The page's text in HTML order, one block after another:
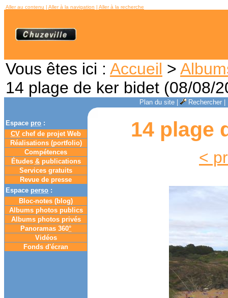
Aller au contenu | Aller à la navigation | Aller à la recherche
Vous êtes ici : Accueil >
14 plage de ker bidet (08/08/
Plan du site| Rechercher|
Espace pro :
CV chef de projet Web
Réalisations (portfolio)
Compétences
Études &publications
Services gratuits
Revue de presse
Espace perso :
Bloc-notes (blog)
Albums photos publics
Albums photos privés
Panoramas 360°
Vidéos
Fonds d'écran
14 plage
<